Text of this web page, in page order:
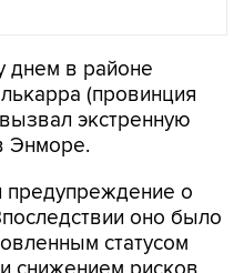
днем в районе
(провинция
экстренную
Энморе.
о
оно было
статусом